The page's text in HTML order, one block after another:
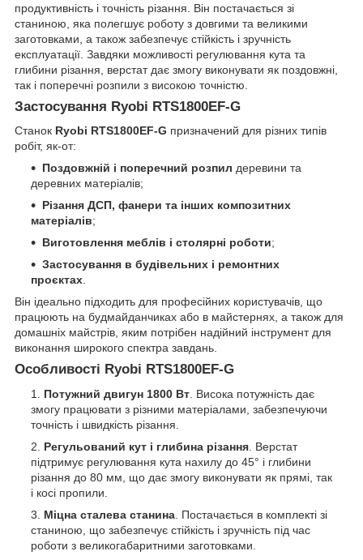
продуктивність і точність різання. Він постачається зі
станиною, яка полегшує роботу з довгими та великими
заготовками, а також забезпечує стійкість і зручність
експлуатації. Завдяки можливості регулювання кута та
глибини різання, верстат дає змогу виконувати як поздовжні,
так і поперечні розпили з високою точністю.
Застосування Ryobi RTS1800EF-G
Станок Ryobi RTS1800EF-G призначений для різних типів
робіт, як-от:
Поздовжній і поперечний розпил деревини та
деревних матеріалів;
Різання ДСП, фанери та інших композитних
матеріалів;
Виготовлення меблів і столярні роботи;
Застосування в будівельних і ремонтних
проєктах.
Він ідеально підходить для професійних користувачів, що
працюють на будмайданчиках або в майстернях, а також для
домашніх майстрів, яким потрібен надійний інструмент для
виконання широкого спектра завдань.
Особливості Ryobi RTS1800EF-G
Потужний двигун 1800 Вт . Висока потужність дає
змогу працювати з різними матеріалами, забезпечуючи
точність і швидкість різання.
Регульований кут і глибина різання . Верстат
підтримує регулювання кута нахилу до 45° і глибини
різання до 80 мм, що дає змогу виконувати як прямі, так
і косі пропили.
Міцна сталева станина . Постачається в комплекті зі
станиною, що забезпечує стійкість і зручність під час
роботи з великогабаритними заготовками.